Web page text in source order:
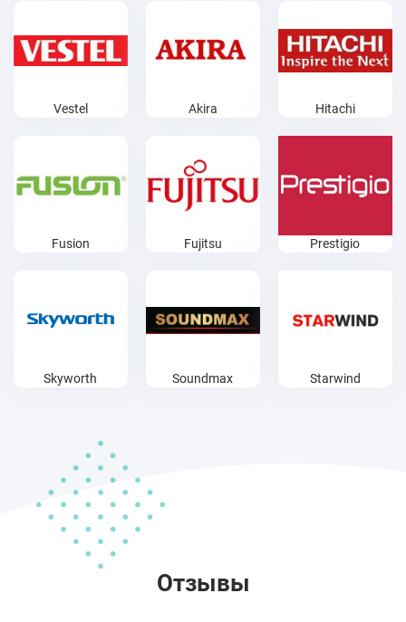
Vestel Akira Hitachi
Fusion Fujitsu Prestigio
Skyworth Soundmax Starwind
Отзывы